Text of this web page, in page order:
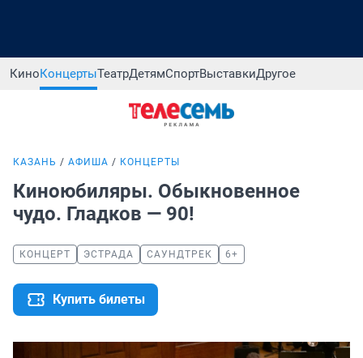
КиноКонцертыТеатрДетямСпортВыставкиДругое
КАЗАНЬ АФИША КОНЦЕРТЫ
Киноюбиляры. Обыкновенное
чудо. Гладков — 90!
КОНЦЕРТ ЭСТРАДА САУНДТРЕК 6+
Купить билеты